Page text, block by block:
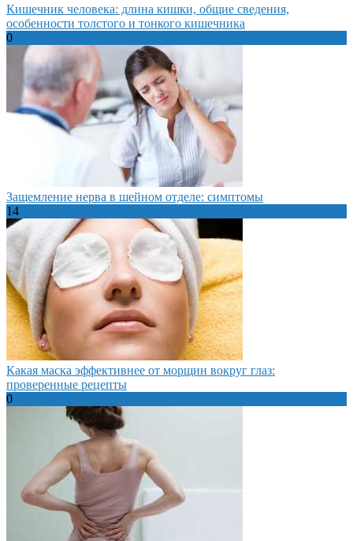
Кишечник человека: длина кишки, общие сведения,
особенности толстого и тонкого кишечника
0
Защемление нерва в шейном отделе: симптомы
14
Какая маска эффективнее от морщин вокруг глаз:
проверенные рецепты
0